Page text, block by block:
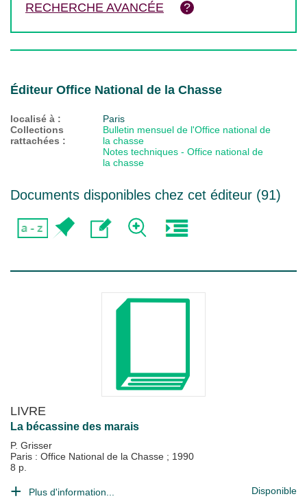
RECHERCHE AVANCÉE
Éditeur Office National de la Chasse
localisé à :
Paris
Collections
rattachées :
Bulletin mensuel de l'Office national de
la chasse
Notes techniques - Office national de
la chasse
Documents disponibles chez cet éditeur (91)
LIVRE
La bécassine des marais
P. Grisser
Paris : Office National de la Chasse ; 1990
8 p.
Plus d'information... Disponible